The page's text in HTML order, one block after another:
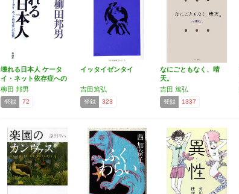
壊れる日本人 ケータ
イ・ネット依存症への
告別
柳田 邦男
登録 72
イッタイゼンタイ
吉田篤弘
登録 323
なにごともなく、晴
天。
吉田 篤弘
登録 1337